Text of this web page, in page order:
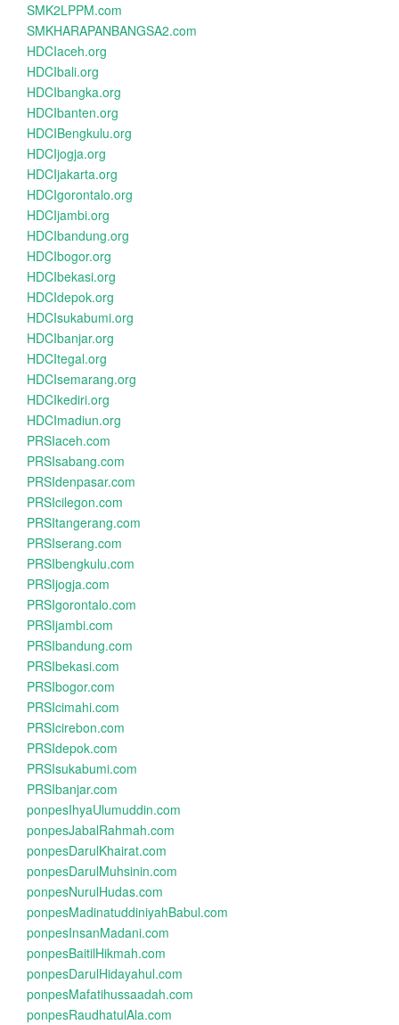
SMK2LPPM.com
SMKHARAPANBANGSA2.com
HDCIaceh.org
HDCIbali.org
HDCIbangka.org
HDCIbanten.org
HDCIBengkulu.org
HDCIjogja.org
HDCIjakarta.org
HDCIgorontalo.org
HDCIjambi.org
HDCIbandung.org
HDCIbogor.org
HDCIbekasi.org
HDCIdepok.org
HDCIsukabumi.org
HDCIbanjar.org
HDCItegal.org
HDCIsemarang.org
HDCIkediri.org
HDCImadiun.org
PRSIaceh.com
PRSIsabang.com
PRSIdenpasar.com
PRSIcilegon.com
PRSItangerang.com
PRSIserang.com
PRSIbengkulu.com
PRSIjogja.com
PRSIgorontalo.com
PRSIjambi.com
PRSIbandung.com
PRSIbekasi.com
PRSIbogor.com
PRSIcimahi.com
PRSIcirebon.com
PRSIdepok.com
PRSIsukabumi.com
PRSIbanjar.com
ponpesIhyaUlumuddin.com
ponpesJabalRahmah.com
ponpesDarulKhairat.com
ponpesDarulMuhsinin.com
ponpesNurulHudas.com
ponpesMadinatuddiniyahBabul.com
ponpesInsanMadani.com
ponpesBaitilHikmah.com
ponpesDarulHidayahul.com
ponpesMafatihussaadah.com
ponpesRaudhatulAla.com